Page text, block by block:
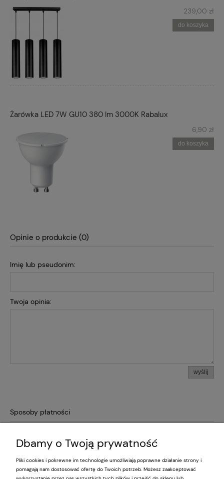
239,00 zł
do koszyka
Żarówka LED 7W GU10 380 lm 3000K Rabalux
6,90 zł
do koszyka
Opinie o produkcie (0)
Imię lub pseudonim:
Twoja opinia:
wyślij
Sposoby płatności
Pomoc
Dbamy o Twoją prywatność
Pliki cookies i pokrewne im technologie umożliwiają poprawne działanie strony i
pomagają nam dostosować ofertę do Twoich potrzeb. Możesz zaakceptować